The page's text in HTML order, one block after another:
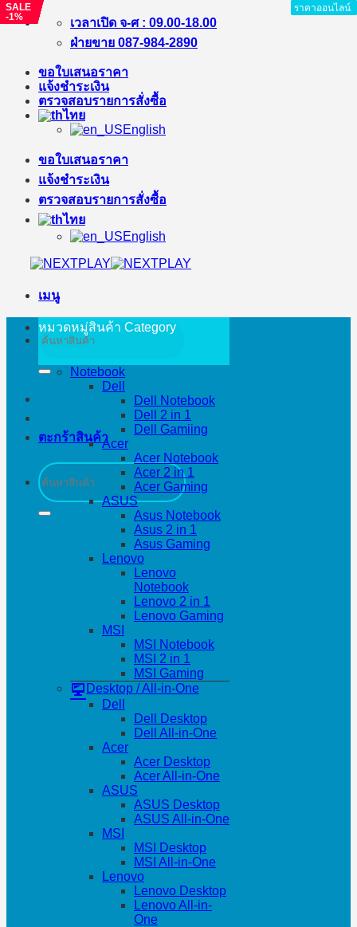
ข้าม
เนื้อหา
เวลาเปิด จ-ศ : 09.00-18.00
ฝ่ายขาย 087-984-2890
ขอใบเสนอราคา
แจ้งชำระเงิน
ตรวจสอบรายการสั่งซื้อ
ไทย
English
ขอใบเสนอราคา
แจ้งชำระเงิน
ตรวจสอบรายการสั่งซื้อ
ไทย
English
เมนู
ค้นหา:
ตะกร้าสินค้า
ค้นหา:
หมวดหมู่สินค้า Category
Notebook
Dell
Dell Notebook
Dell 2 in 1
Dell Gamiing
Acer
Acer Notebook
Acer 2 in 1
Acer Gaming
ASUS
Asus Notebook
Asus 2 in 1
Asus Gaming
Lenovo
Lenovo
Notebook
Lenovo 2 in 1
Lenovo Gaming
MSI
MSI Notebook
MSI 2 in 1
MSI Gaming
Desktop / All-in-One
Dell
Dell Desktop
Dell All-in-One
Acer
Acer Desktop
Acer All-in-One
ASUS
ASUS Desktop
ASUS All-in-One
MSI
MSI Desktop
MSI All-in-One
Lenovo
Lenovo Desktop
Lenovo All-in-
One
ราคาออนไลน์
SALE
-1%
ราคาออนไลน์
SALE
-11%
ราคาออนไลน์
SALE
-%
ราคาออนไลน์
ราคาออนไลน์
ราคาออนไลน์
SALE
-%
ราคาออนไลน์
SALE
-%
ราคาออนไลน์
SALE
-%